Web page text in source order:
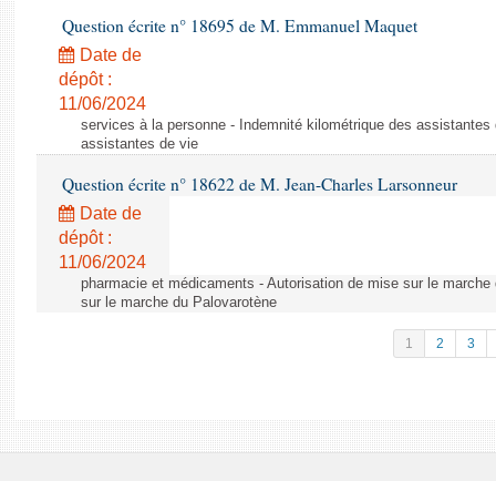
Question écrite n° 18695 de M. Emmanuel Maquet
Date de
dépôt :
11/06/2024
services à la personne - Indemnité kilométrique des
assistantes de vie
Question écrite n° 18622 de M. Jean-Charles Larsonneur
Date de
dépôt :
11/06/2024
pharmacie et médicaments - Autorisation de mise sur le
sur le marche du Palovarotène
1 2 3